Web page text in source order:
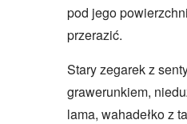
pod jego
przerazić.
Stary zegarek z
grawerunkiem,
lama, wahadełko z